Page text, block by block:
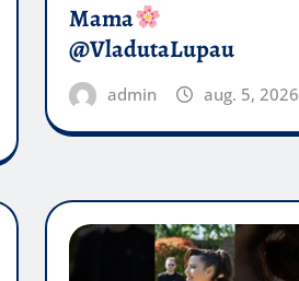
Mama
@VladutaLupau
admin aug. 5, 2026